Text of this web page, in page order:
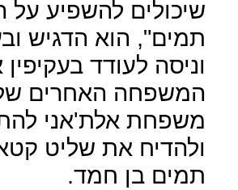
שיכולים להשפיע על
תמים", הוא הדגיש
וניסה לעודד
המשפחה האחרים
משפחת אלת'אני
ולהדיח את שליט
תמים בן חמד.